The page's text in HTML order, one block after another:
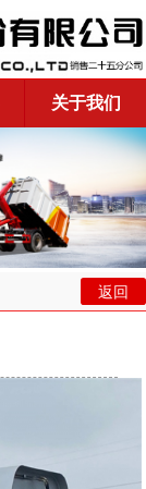
关于我们
返回